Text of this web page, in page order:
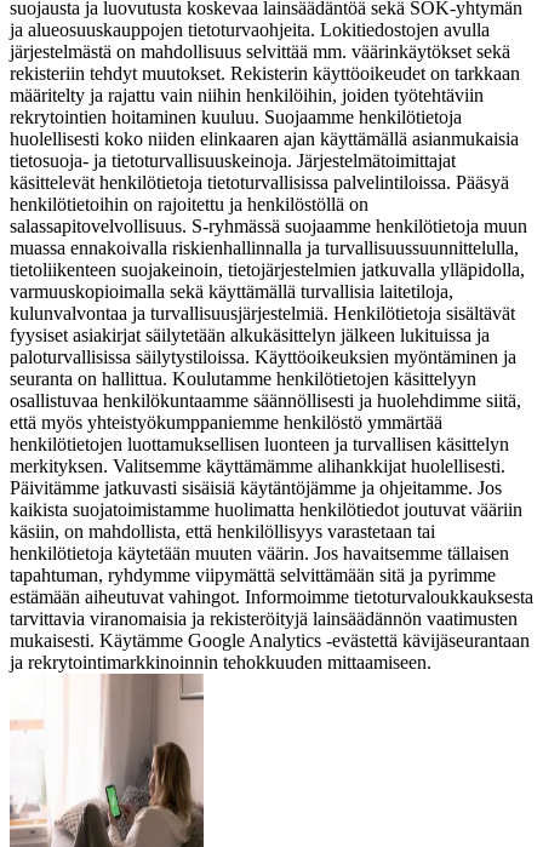
suojausta ja luovutusta koskevaa lainsäädäntöä sekä SOK-yhtymän
ja alueosuuskauppojen tietoturvaohjeita. Lokitiedostojen avulla
järjestelmästä on mahdollisuus selvittää mm. väärinkäytökset sekä
rekisteriin tehdyt muutokset. Rekisterin käyttöoikeudet on tarkkaan
määritelty ja rajattu vain niihin henkilöihin, joiden työtehtäviin
rekrytointien hoitaminen kuuluu. Suojaamme henkilötietoja
huolellisesti koko niiden elinkaaren ajan käyttämällä asianmukaisia
tietosuoja- ja tietoturvallisuuskeinoja. Järjestelmätoimittajat
käsittelevät henkilötietoja tietoturvallisissa palvelintiloissa. Pääsyä
henkilötietoihin on rajoitettu ja henkilöstöllä on
salassapitovelvollisuus. S-ryhmässä suojaamme henkilötietoja muun
muassa ennakoivalla riskienhallinnalla ja turvallisuussuunnittelulla,
tietoliikenteen suojakeinoin, tietojärjestelmien jatkuvalla ylläpidolla,
varmuuskopioimalla sekä käyttämällä turvallisia laitetiloja,
kulunvalvontaa ja turvallisuusjärjestelmiä. Henkilötietoja sisältävät
fyysiset asiakirjat säilytetään alkukäsittelyn jälkeen lukituissa ja
paloturvallisissa säilytystiloissa. Käyttöoikeuksien myöntäminen ja
seuranta on hallittua. Koulutamme henkilötietojen käsittelyyn
osallistuvaa henkilökuntaamme säännöllisesti ja huolehdimme siitä,
että myös yhteistyökumppaniemme henkilöstö ymmärtää
henkilötietojen luottamuksellisen luonteen ja turvallisen käsittelyn
merkityksen. Valitsemme käyttämämme alihankkijat huolellisesti.
Päivitämme jatkuvasti sisäisiä käytäntöjämme ja ohjeitamme. Jos
kaikista suojatoimistamme huolimatta henkilötiedot joutuvat vääriin
käsiin, on mahdollista, että henkilöllisyys varastetaan tai
henkilötietoja käytetään muuten väärin. Jos havaitsemme tällaisen
tapahtuman, ryhdymme viipymättä selvittämään sitä ja pyrimme
estämään aiheutuvat vahingot. Informoimme tietoturvaloukkauksesta
tarvittavia viranomaisia ja rekisteröityjä lainsäädännön vaatimusten
mukaisesti. Käytämme Google Analytics -evästettä kävijäseurantaan
ja rekrytointimarkkinoinnin tehokkuuden mittaamiseen.